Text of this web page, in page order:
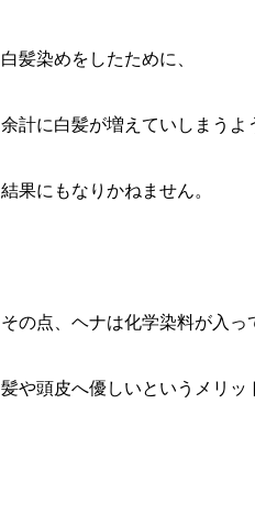
白髪染めをしたために、
余計に白髪が増えていしまうよ
結果にもなりかねません。
その点、ヘナは化学染料が入っ
髪や頭皮へ優しいというメリッ